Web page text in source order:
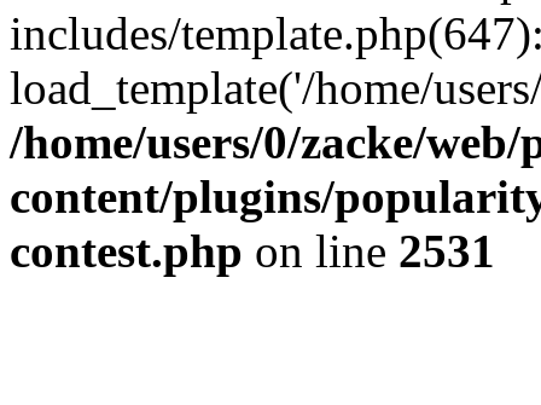
includes/
load_template('/home/
/home/users/0/zacke/
content/plugins/
contest.php on line 2531